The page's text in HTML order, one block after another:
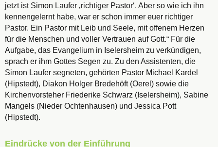
jetzt ist Simon Laufer ‚richtiger Pastor‘. Aber so wie ich ihn
kennengelernt habe, war er schon immer euer richtiger
Pastor. Ein Pastor mit Leib und Seele, mit offenem Herzen
für die Menschen und voller Vertrauen auf Gott.“ Für die
Aufgabe, das Evangelium in Iselersheim zu verkündigen,
sprach er ihm Gottes Segen zu. Zu den Assistenten, die
Simon Laufer segneten, gehörten Pastor Michael Kardel
(Hipstedt), Diakon Holger Bredehöft (Oerel) sowie die
Kirchenvorsteher Friederike Schwarz (Iselersheim), Sabine
Mangels (Nieder Ochtenhausen) und Jessica Pott
(Hipstedt).
Eindrücke von der Einführung